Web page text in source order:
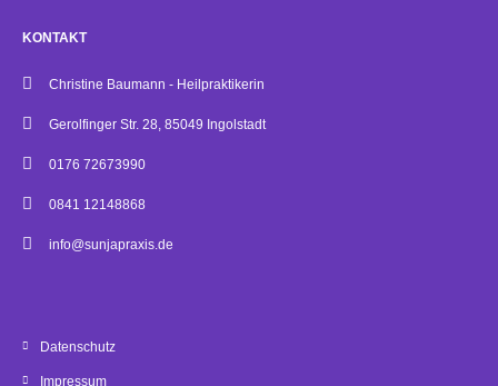
KONTAKT
Christine Baumann - Heilpraktikerin
Gerolfinger Str. 28, 85049 Ingolstadt
0176 72673990
0841 12148868
info@sunjapraxis.de
Datenschutz
Impressum